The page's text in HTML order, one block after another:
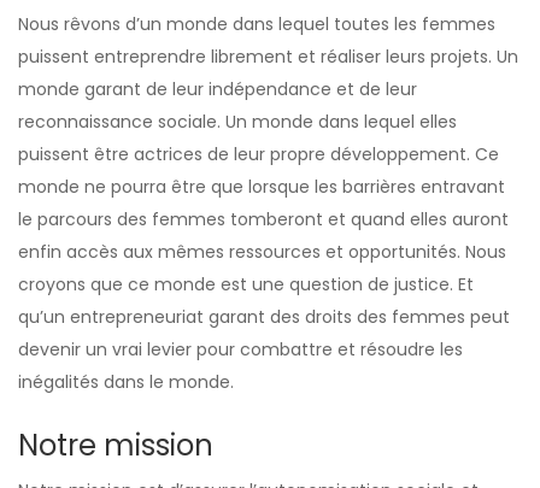
Nous rêvons d’un monde dans lequel toutes les femmes
puissent entreprendre librement et réaliser leurs projets. Un
monde garant de leur indépendance et de leur
reconnaissance sociale. Un monde dans lequel elles
puissent être actrices de leur propre développement. Ce
monde ne pourra être que lorsque les barrières entravant
le parcours des femmes tomberont et quand elles auront
enfin accès aux mêmes ressources et opportunités. Nous
croyons que ce monde est une question de justice. Et
qu’un entrepreneuriat garant des droits des femmes peut
devenir un vrai levier pour combattre et résoudre les
inégalités dans le monde.
Notre mission